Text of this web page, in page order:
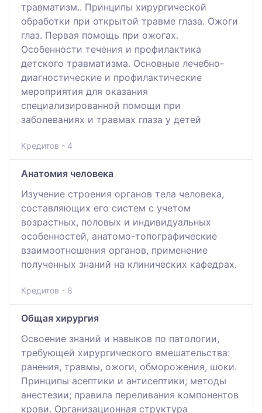
травматизм.. Принципы хирургической
обработки при открытой травме глаза. Ожоги
глаз. Первая помощь при ожогах.
Особенности течения и профилактика
детского травматизма. Основные лечебно-
диагностические и профилактические
мероприятия для оказания
специализированной помощи при
заболеваниях и травмах глаза у детей
Кредитов - 4
Анатомия человека
Изучение строения органов тела человека,
составляющих его систем с учетом
возрастных, половых и индивидуальных
особенностей, анатомо-топографические
взаимоотношения органов, применение
полученных знаний на клинических кафедрах.
Кредитов - 8
Общая хирургия
Освоение знаний и навыков по патологии,
требующей хирургического вмешательства:
ранения, травмы, ожоги, обморожения, шоки.
Принципы асептики и антисептики; методы
анестезии; правила переливания компонентов
крови. Организационная структура